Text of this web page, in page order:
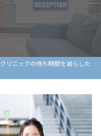
クリニックの待ち時間を減らした